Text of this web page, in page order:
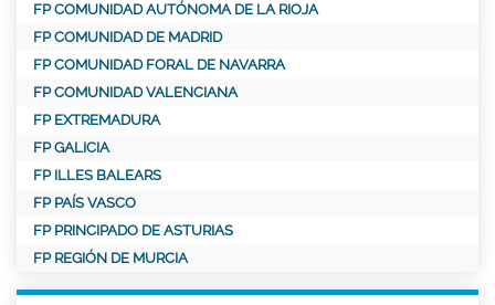
FP COMUNIDAD AUTÓNOMA DE LA RIOJA
FP COMUNIDAD DE MADRID
FP COMUNIDAD FORAL DE NAVARRA
FP COMUNIDAD VALENCIANA
FP EXTREMADURA
FP GALICIA
FP ILLES BALEARS
FP PAÍS VASCO
FP PRINCIPADO DE ASTURIAS
FP REGIÓN DE MURCIA